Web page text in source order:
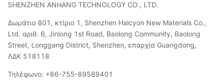
SHENZHEN ANHANG TECHNOLOGY CO., LTD.
Δωμάτιο 801, κτίριο 1, Shenzhen Halcyon New Materials Co.,
Ltd. αριθ. 6, Jinlong 1st Road, Baolong Community, Baolong
Street, Longgang District, Shenzhen, επαρχία Guangdong,
ΛΔΚ 518118
Τηλέφωνο: +86-755-89589401